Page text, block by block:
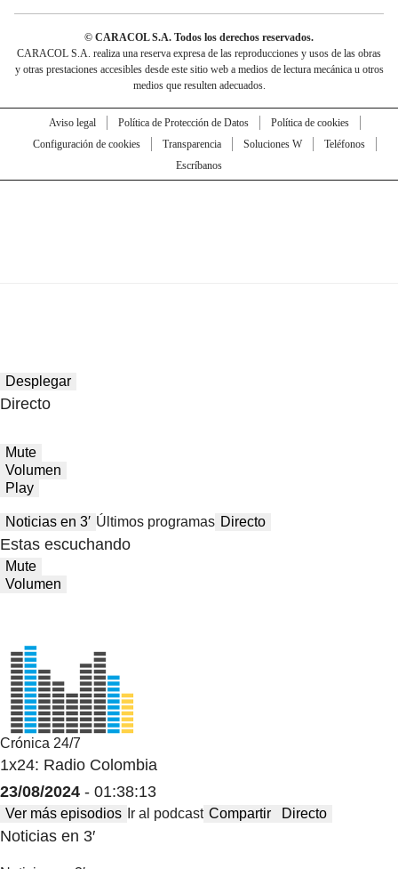
© CARACOL S.A. Todos los derechos reservados.
CARACOL S.A. realiza una reserva expresa de las reproducciones y usos de las obras
y otras prestaciones accesibles desde este sitio web a medios de lectura mecánica u otros
medios que resulten adecuados.
Aviso legal Política de Protección de Datos
Política de cookies
Configuración de cookies
Transparencia Soluciones W
Teléfonos
Escríbanos
Desplegar
Directo
Mute
Volumen
Play
Noticias en 3′ Últimos programas Directo
Estas escuchando
Mute
Volumen
Crónica 24/7
1x24: Radio Colombia
23/08/2024 - 01:38:13
Ver más episodios Ir al podcast Compartir Directo
Noticias en 3′